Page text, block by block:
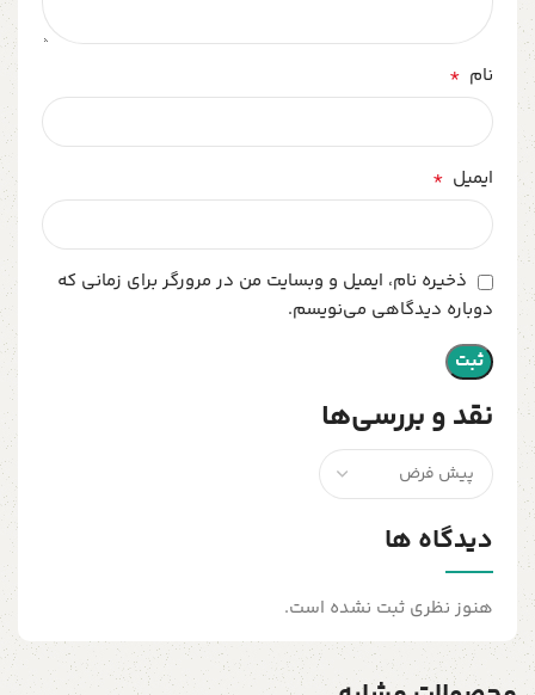
نقد و بررسی‌ها
دیدگاه ها
هنوز نظری ثبت نشده است.
نام *
ایمیل *
ذخیره نام، ایمیل و وبسایت من در مرورگر برای زمانی که
دوباره دیدگاهی می‌نویسم.